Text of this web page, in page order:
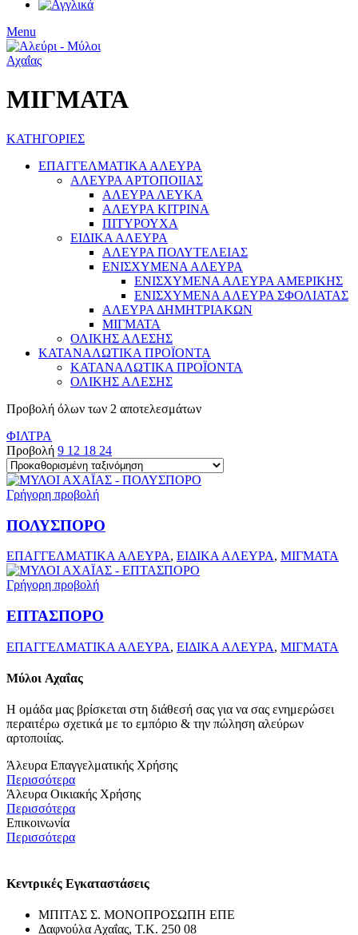
Menu
ΜΙΓΜΑΤΑ
ΚΑΤΗΓΟΡΙΕΣ
ΕΠΑΓΓΕΛΜΑΤΙΚΑ ΑΛΕΥΡΑ
ΑΛΕΥΡΑ ΑΡΤΟΠΟΙΙΑΣ
ΑΛΕΥΡΑ ΛΕΥΚΑ
ΑΛΕΥΡΑ ΚΙΤΡΙΝΑ
ΠΙΤΥΡΟΥΧΑ
ΕΙΔΙΚΑ ΑΛΕΥΡΑ
ΑΛΕΥΡΑ ΠΟΛΥΤΕΛΕΙΑΣ
ΕΝΙΣΧΥΜΕΝΑ ΑΛΕΥΡΑ
ΕΝΙΣΧΥΜΕΝΑ ΑΛΕΥΡΑ ΑΜΕΡΙΚΗΣ
ΕΝΙΣΧΥΜΕΝΑ ΑΛΕΥΡΑ ΣΦΟΛΙΑΤΑΣ
ΑΛΕΥΡΑ ΔΗΜΗΤΡΙΑΚΩΝ
ΜΙΓΜΑΤΑ
ΟΛΙΚΗΣ ΑΛΕΣΗΣ
ΚΑΤΑΝΑΛΩΤΙΚΑ ΠΡΟΪΟΝΤΑ
ΚΑΤΑΝΑΛΩΤΙΚΑ ΠΡΟΪΟΝΤΑ
ΟΛΙΚΗΣ ΑΛΕΣΗΣ
Προβολή όλων των 2 αποτελεσμάτων
ΦΙΛΤΡΑ
Προβολή 9 12 18 24
Γρήγορη προβολή
ΠΟΛΥΣΠΟΡΟ
ΕΠΑΓΓΕΛΜΑΤΙΚΑ ΑΛΕΥΡΑ, ΕΙΔΙΚΑ ΑΛΕΥΡΑ, ΜΙΓΜΑΤΑ
Γρήγορη προβολή
ΕΠΤΑΣΠΟΡΟ
ΕΠΑΓΓΕΛΜΑΤΙΚΑ ΑΛΕΥΡΑ, ΕΙΔΙΚΑ ΑΛΕΥΡΑ, ΜΙΓΜΑΤΑ
Μύλοι Αχαΐας
Η ομάδα μας βρίσκεται στη διάθεσή σας για να σας ενημερώσει
περαιτέρω σχετικά με το εμπόριο & την πώληση αλεύρων
αρτοποιίας.
Άλευρα Επαγγελματικής Χρήσης
Περισσότερα
Άλευρα Οικιακής Χρήσης
Περισσότερα
Επικοινωνία
Περισσότερα
Κεντρικές Εγκαταστάσεις
ΜΠΙΤΑΣ Σ. ΜΟΝΟΠΡΟΣΩΠΗ ΕΠΕ
Δαφνούλα Αχαΐας, Τ.Κ. 250 08